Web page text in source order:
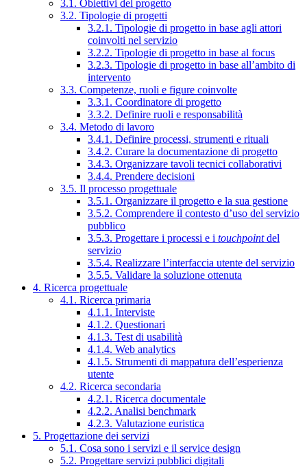
3.1. Obiettivi del progetto
3.2. Tipologie di progetti
3.2.1. Tipologie di progetto in base agli attori
coinvolti nel servizio
3.2.2. Tipologie di progetto in base al focus
3.2.3. Tipologie di progetto in base all’ambito di
intervento
3.3. Competenze, ruoli e figure coinvolte
3.3.1. Coordinatore di progetto
3.3.2. Definire ruoli e responsabilità
3.4. Metodo di lavoro
3.4.1. Definire processi, strumenti e rituali
3.4.2. Curare la documentazione di progetto
3.4.3. Organizzare tavoli tecnici collaborativi
3.4.4. Prendere decisioni
3.5. Il processo progettuale
3.5.1. Organizzare il progetto e la sua gestione
3.5.2. Comprendere il contesto d’uso del servizio
pubblico
3.5.3. Progettare i processi e i touchpointdel
servizio
3.5.4. Realizzare l’interfaccia utente del servizio
3.5.5. Validare la soluzione ottenuta
4. Ricerca progettuale
4.1. Ricerca primaria
4.1.1. Interviste
4.1.2. Questionari
4.1.3. Test di usabilità
4.1.4. Web analytics
4.1.5. Strumenti di mappatura dell’esperienza
utente
4.2. Ricerca secondaria
4.2.1. Ricerca documentale
4.2.2. Analisi benchmark
4.2.3. Valutazione euristica
5. Progettazione dei servizi
5.1. Cosa sono i servizi e il service design
5.2. Progettare servizi pubblici digitali